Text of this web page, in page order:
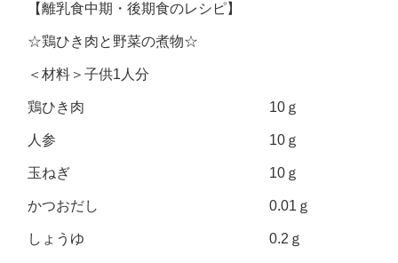
【離乳食中期・後期食のレシピ】
☆鶏ひき肉と野菜の煮物☆
＜材料＞子供1人分
鶏ひき肉 10ｇ
人参 10ｇ
玉ねぎ 10ｇ
かつおだし 0.01ｇ
しょうゆ 0.2ｇ